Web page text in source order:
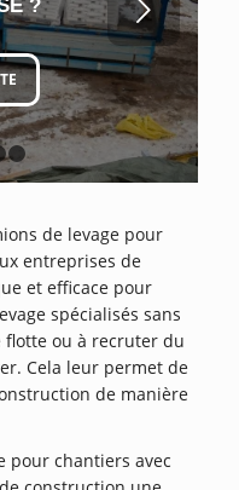
?
1 2 3 4 5
de levage pour
entreprises de
et efficace pour
spécialisés sans
ou à recruter du
Cela leur permet de
de manière
pour chantiers avec